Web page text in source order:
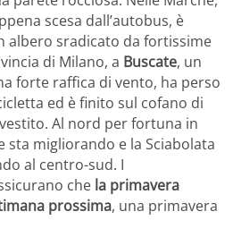
scesa dall’autobus, è
albero sradicato da fortissime
di Milano, a Buscate, un
forte raffica di vento, ha perso
ed è finito sul cofano di
Al nord per fortuna in
sta migliorando e la Sciabolata
al centro-sud. I
che la primavera
prossima, una primavera